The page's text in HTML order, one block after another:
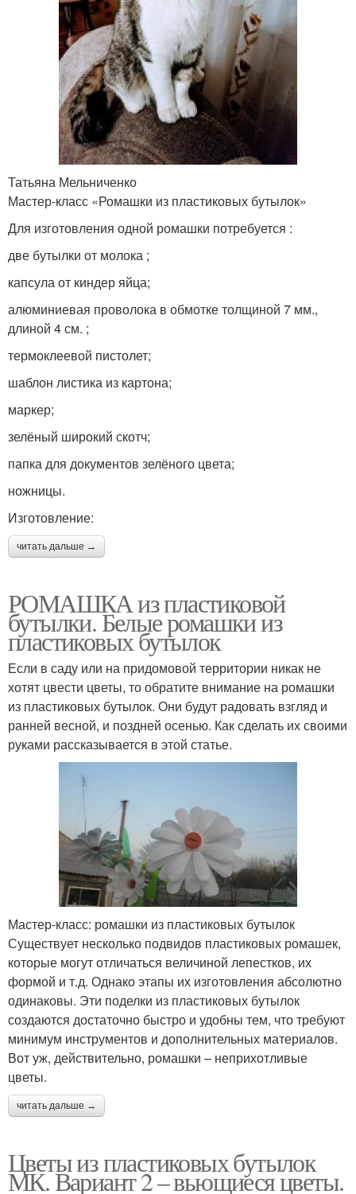
Татьяна Мельниченко
Мастер-класс «Ромашки из пластиковых бутылок»
Для изготовления одной ромашки потребуется :
две бутылки от молока ;
капсула от киндер яйца;
алюминиевая проволока в обмотке толщиной 7 мм.,
длиной 4 см. ;
термоклеевой пистолет;
шаблон листика из картона;
маркер;
зелёный широкий скотч;
папка для документов зелёного цвета;
ножницы.
Изготовление:
читать дальше →
РОМАШКА из пластиковой
бутылки. Белые ромашки из
пластиковых бутылок
Если в саду или на придомовой территории никак не
хотят цвести цветы, то обратите внимание на ромашки
из пластиковых бутылок. Они будут радовать взгляд и
ранней весной, и поздней осенью. Как сделать их своими
руками рассказывается в этой статье.
Мастер-класс: ромашки из пластиковых бутылок
Существует несколько подвидов пластиковых ромашек,
которые могут отличаться величиной лепестков, их
формой и т.д. Однако этапы их изготовления абсолютно
одинаковы. Эти поделки из пластиковых бутылок
создаются достаточно быстро и удобны тем, что требуют
минимум инструментов и дополнительных материалов.
Вот уж, действительно, ромашки – неприхотливые
цветы.
читать дальше →
Цветы из пластиковых бутылок
МК. Вариант 2 – вьющиеся цветы.